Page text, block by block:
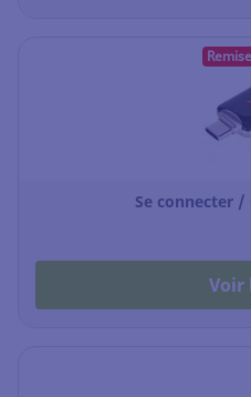
Se connecter
Voir